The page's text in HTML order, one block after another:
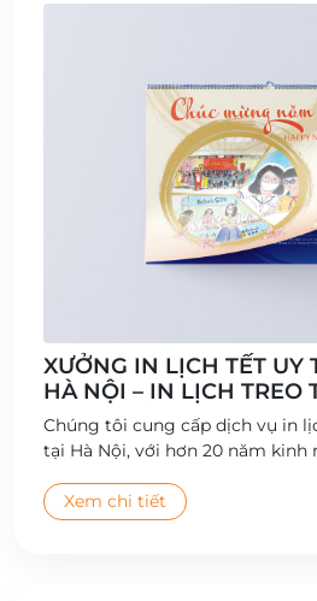
XƯỞNG IN LỊCH TẾT UY
HÀ NỘI – IN LỊCH TREO
BÀN CHẤT LƯỢNG CAO
Chúng tôi cung cấp dịch vụ in
tại Hà Nội, với hơn 20 năm kinh
Xem chi tiết